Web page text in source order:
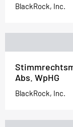
BlackRock, Inc.
Abs. WpHG
BlackRock, Inc.